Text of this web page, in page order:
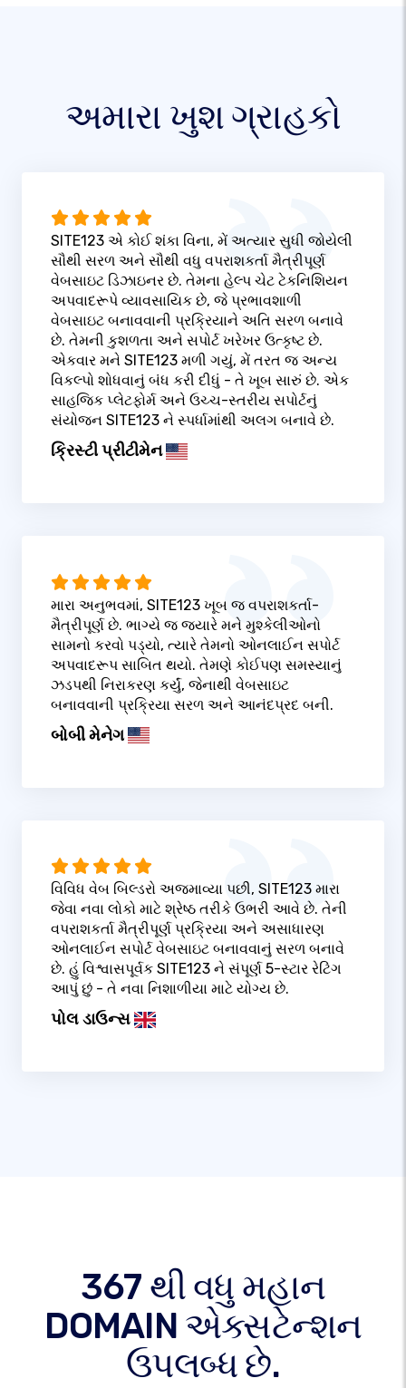
અમારા ખુશ ગ્રાહકો
SITE123 એ કોઈ શંકા વિના, મેં અત્યાર સુધી જોયેલી
સૌથી સરળ અને સૌથી વધુ વપરાશકર્તા મૈત્રીપૂર્ણ
વેબસાઇટ ડિઝાઇનર છે. તેમના હેલ્પ ચેટ ટેકનિશિયન
અપવાદરૂપે વ્યાવસાયિક છે, જે પ્રભાવશાળી
વેબસાઇટ બનાવવાની પ્રક્રિયાને અતિ સરળ બનાવે
છે. તેમની કુશળતા અને સપોર્ટ ખરેખર ઉત્કૃષ્ટ છે.
એકવાર મને SITE123 મળી ગયું, મેં તરત જ અન્ય
વિકલ્પો શોધવાનું બંધ કરી દીધું - તે ખૂબ સારું છે. એક
સાહજિક પ્લેટફોર્મ અને ઉચ્ચ-સ્તરીય સપોર્ટનું
સંયોજન SITE123 ને સ્પર્ધામાંથી અલગ બનાવે છે.
ક્રિસ્ટી પ્રીટીમેન
મારા અનુભવમાં, SITE123 ખૂબ જ વપરાશકર્તા-
મૈત્રીપૂર્ણ છે. ભાગ્યે જ જ્યારે મને મુશ્કેલીઓનો
સામનો કરવો પડ્યો, ત્યારે તેમનો ઓનલાઈન સપોર્ટ
અપવાદરૂપ સાબિત થયો. તેમણે કોઈપણ સમસ્યાનું
ઝડપથી નિરાકરણ કર્યું, જેનાથી વેબસાઇટ
બનાવવાની પ્રક્રિયા સરળ અને આનંદપ્રદ બની.
બોબી મેનેગ
વિવિધ વેબ બિલ્ડરો અજમાવ્યા પછી, SITE123 મારા
જેવા નવા લોકો માટે શ્રેષ્ઠ તરીકે ઉભરી આવે છે. તેની
વપરાશકર્તા મૈત્રીપૂર્ણ પ્રક્રિયા અને અસાધારણ
ઓનલાઈન સપોર્ટ વેબસાઇટ બનાવવાનું સરળ બનાવે
છે. હું વિશ્વાસપૂર્વક SITE123 ને સંપૂર્ણ 5-સ્ટાર રેટિંગ
આપું છું - તે નવા નિશાળીયા માટે યોગ્ય છે.
પોલ ડાઉન્સ
367 થી વધુ મહાન
DOMAIN એક્સટેન્શન
ઉપલબ્ધ છે.